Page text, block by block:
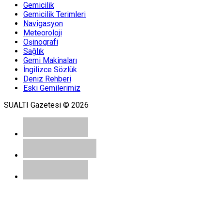
Dünya Denizcilik Tarihi İle
Gemicilik
Gemicilik Terimleri
Navigasyon
Meteoroloji
Oşinografi
Sağlık
Gemi Makinaları
İngilizce Sözlük
Deniz Rehberi
Eski Gemilerimiz
SUALTI Gazetesi © 2026